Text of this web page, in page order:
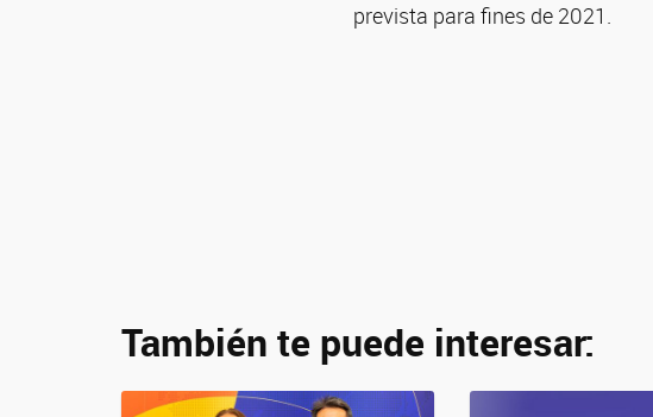
prevista para fines de 2021.
También te puede interesar: